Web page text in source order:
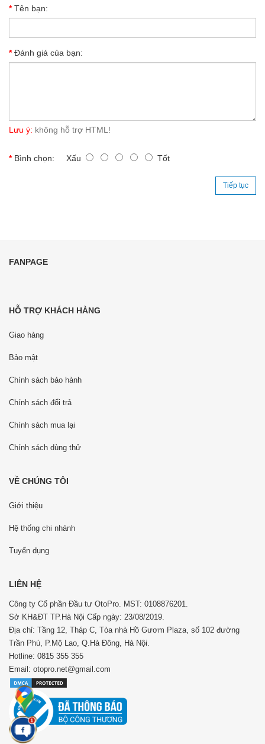
Tên bạn:
Đánh giá của bạn:
Lưu ý: không hỗ trợ HTML!
Bình chọn: Xấu Tốt
Tiếp tục
FANPAGE
HỖ TRỢ KHÁCH HÀNG
Giao hàng
Bảo mật
Chính sách bảo hành
Chính sách đổi trả
Chính sách mua lại
Chính sách dùng thử
VỀ CHÚNG TÔI
Giới thiệu
Hệ thống chi nhánh
Tuyển dụng
LIÊN HỆ
Công ty Cổ phần Đầu tư OtoPro. MST: 0108876201.
Sở KH&ĐT TP.Hà Nội Cấp ngày: 23/08/2019.
Địa chỉ: Tầng 12, Tháp C, Tòa nhà Hồ Gươm Plaza, số 102 đường
Trần Phú, P.Mộ Lao, Q.Hà Đông, Hà Nội.
Hotline: 0815 355 355
Email: otopro.net@gmail.com